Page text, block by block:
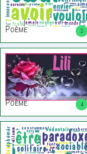
2
Poème:
4
Poème: